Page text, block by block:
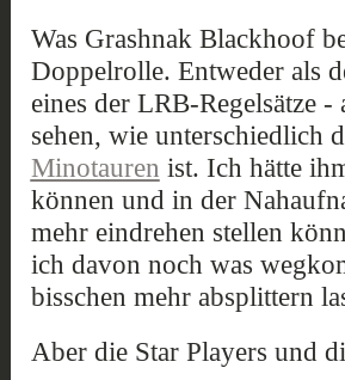
Was Grashnak Blackhoof
Doppelrolle. Entweder als
eines der LRB-Regelsätze
sehen, wie unterschiedlich
Minotauren ist. Ich hätte
können und in der
mehr eindrehen stellen
ich davon noch was
bisschen mehr absplittern
Aber die Star Players und